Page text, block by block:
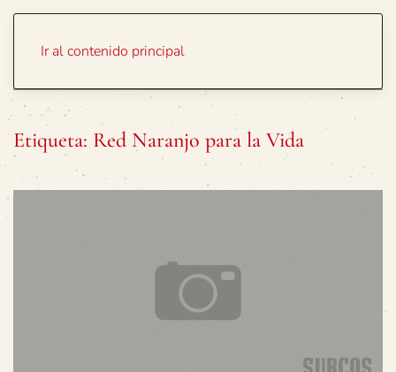
Ir al contenido principal
Etiqueta: Red Naranjo para la Vida